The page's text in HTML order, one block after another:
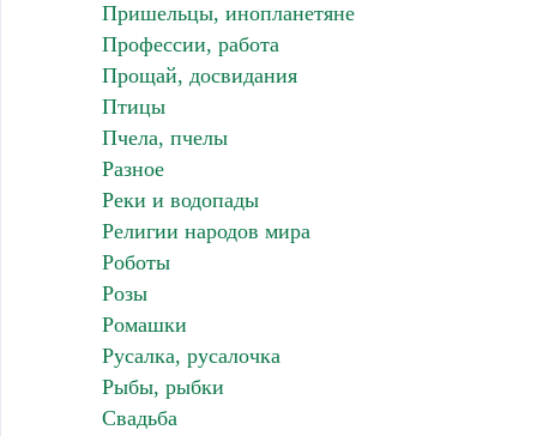
Пришельцы, инопланетяне
Профессии, работа
Прощай, досвидания
Птицы
Пчела, пчелы
Разное
Реки и водопады
Религии народов мира
Роботы
Розы
Ромашки
Русалка, русалочка
Рыбы, рыбки
Свадьба